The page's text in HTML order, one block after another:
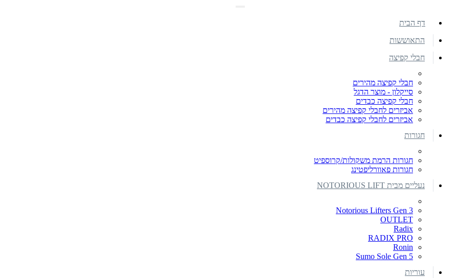
דף הבית
התאוששות
חבלי קפיצה
חבלי קפיצה מהירים
סייקלון - מוצר הדגל
חבלי קפיצה כבדים
אביזרים לחבלי קפיצה מהירים
אביזרים לחבלי קפיצה כבדים
חגורות
חגורות הרמת משקולות/קרוספיט
חגורות פאוורליפטינג
נעליים מבית NOTORIOUS LIFT
Notorious Lifters Gen 3
OUTLET
Radix
RADIX PRO
Ronin
Sumo Sole Gen 5
עוריות